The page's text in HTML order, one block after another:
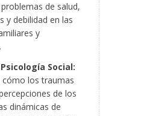
de salud,
y debilidad en las
y
Social:
cómo los traumas
de los
dinámicas de